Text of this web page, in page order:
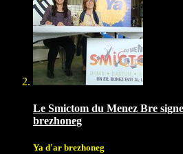
Le Smictom du Menez Bre
brezhoneg
Ya d'ar brezhoneg